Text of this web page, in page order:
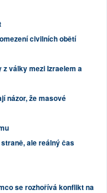
civilních obětí
války mezi Izraelem a
názor, že masové
ale reálný čas
se rozhořívá konflikt na